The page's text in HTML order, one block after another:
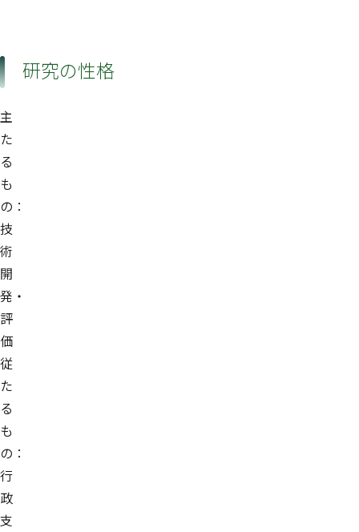
研究の性格
主
た
る
も
の：
技
術
開
発・
評
価
従
た
る
も
の：
行
政
支